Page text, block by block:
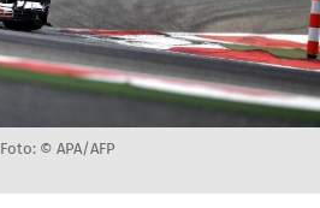
Foto: © APA/AFP